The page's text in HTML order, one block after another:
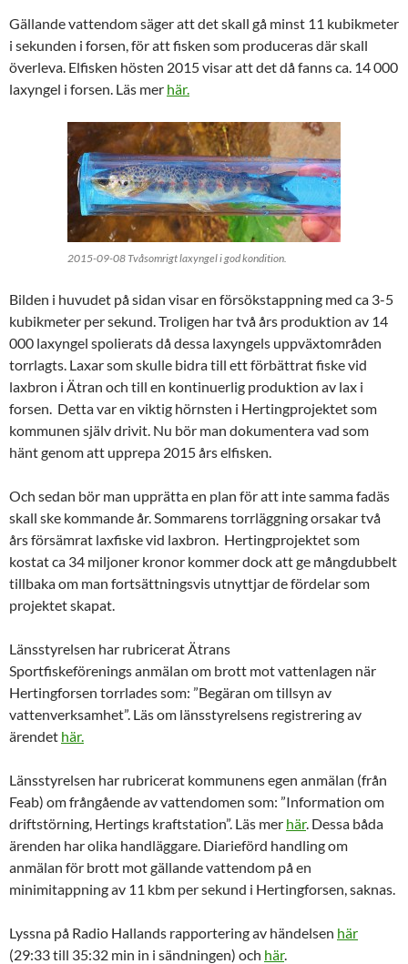
Gällande vattendom säger att det skall gå minst 11 kubikmeter
i sekunden i forsen, för att fisken som produceras där skall
överleva. Elfisken hösten 2015 visar att det då fanns ca. 14 000
laxyngel i forsen. Läs mer här.
2015-09-08 Tvåsomrigt laxyngel i god kondition.
Bilden i huvudet på sidan visar en försökstappning med ca 3-5
kubikmeter per sekund. Troligen har två års produktion av 14
000 laxyngel spolierats då dessa laxyngels uppväxtområden
torrlagts. Laxar som skulle bidra till ett förbättrat fiske vid
laxbron i Ätran och till en kontinuerlig produktion av lax i
forsen. Detta var en viktig hörnsten i Hertingprojektet som
kommunen själv drivit. Nu bör man dokumentera vad som
hänt genom att upprepa 2015 års elfisken.
Och sedan bör man upprätta en plan för att inte samma fadäs
skall ske kommande år. Sommarens torrläggning orsakar två
års försämrat laxfiske vid laxbron. Hertingprojektet som
kostat ca 34 miljoner kronor kommer dock att ge mångdubbelt
tillbaka om man fortsättningsvis utnyttjar de fördelar som
projektet skapat.
Länsstyrelsen har rubricerat Ätrans
Sportfiskeförenings anmälan om brott mot vattenlagen när
Hertingforsen torrlades som: ”Begäran om tillsyn av
vattenverksamhet”. Läs om länsstyrelsens registrering av
ärendet här.
Länsstyrelsen har rubricerat kommunens egen anmälan (från
Feab) om frångående av vattendomen som: ”Information om
driftstörning, Hertings kraftstation”. Läs mer här. Dessa båda
ärenden har olika handläggare. Diarieförd handling om
anmälan för brott mot gällande vattendom på en
minimitappning av 11 kbm per sekund i Hertingforsen, saknas.
Lyssna på Radio Hallands rapportering av händelsen här
(29:33 till 35:32 min in i sändningen) och här.